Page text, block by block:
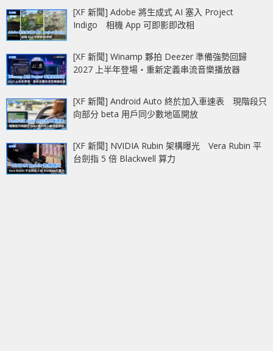
[XF 新聞] Adobe 將生成式 AI 塞入 Project
Indigo 相機 App 可即影即改相
[XF 新聞] Winamp 夥拍 Deezer 準備強勢回歸
2027 上半年登場‧重新定義串流音樂播放器
[XF 新聞] Android Auto 終於加入車速表 現階段只
向部分 beta 用戶同少數地區開放
[XF 新聞] NVIDIA Rubin 架構曝光 Vera Rubin 平
台劍指 5 倍 Blackwell 算力